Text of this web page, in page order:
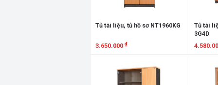
Tủ tài liệu, tủ hồ sơ NT1960KG
3.650.000 ₫
Tủ tài
3G4D